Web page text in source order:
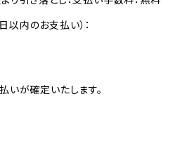
内のお支払い）：
いが確定いたします。